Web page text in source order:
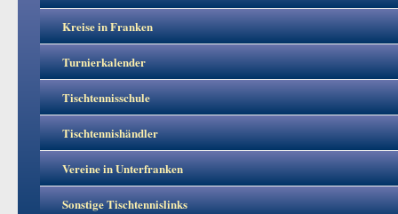
Kreise in Franken
Turnierkalender
Tischtennisschule
Tischtennishändler
Vereine in Unterfranken
Sonstige Tischtennislinks